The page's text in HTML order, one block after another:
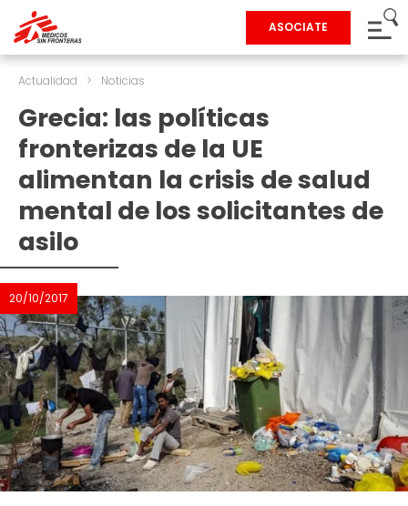
ASOCIATE
Actualidad > Noticias
Grecia: las políticas
fronterizas de la UE
alimentan la crisis de salud
mental de los solicitantes de
asilo
20/10/2017